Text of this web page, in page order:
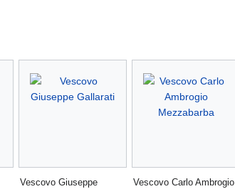
Vescovo Giuseppe
Vescovo Carlo Ambrogio